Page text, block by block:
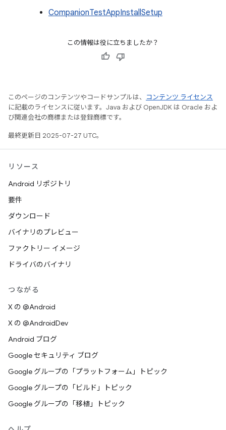
CompanionTestAppInstallSetup
この情報は役に立ちましたか？
このページのコンテンツやコードサンプルは、
コンテンツ ライセンス
に記載のライセンスに従います。Java および OpenJDK は Oracle およ
び関連会社の商標または登録商標です。
最終更新日 2025-07-27 UTC。
リソース
Android リポジトリ
要件
ダウンロード
バイナリのプレビュー
ファクトリー イメージ
ドライバのバイナリ
つながる
X の @Android
X の @AndroidDev
Android ブログ
Google セキュリティ ブログ
Google グループの「プラットフォーム」トピック
Google グループの「ビルド」トピック
Google グループの「移植」トピック